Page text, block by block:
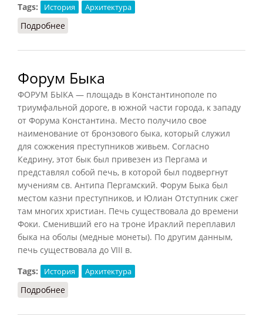
Tags:
История Архитектура
Подробнее
Форум Быка
ФОРУМ БЫКА — площадь в Константинополе по
триумфальной дороге, в южной части города, к западу
от Форума Константина. Место получило свое
наименование от бронзового быка, который служил
для сожжения преступников живьем. Согласно
Кедрину, этот бык был привезен из Пергама и
представлял собой печь, в которой был подвергнут
мучениям св. Антипа Пергамский. Форум Быка был
местом казни преступников, и Юлиан Отступник сжег
там многих христиан. Печь существовала до времени
Фоки. Сменивший его на троне Ираклий переплавил
быка на оболы (медные монеты). По другим данным,
печь существовала до VIII в.
Tags:
История Архитектура
Подробнее